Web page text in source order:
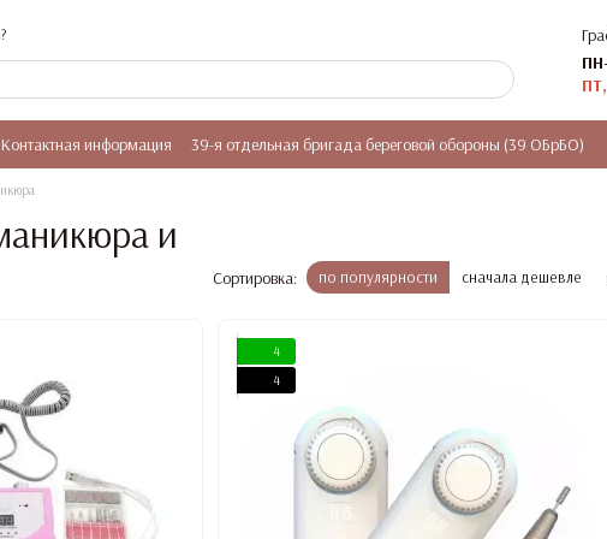
Контактная информация 39-я отдельная бригада береговой обороны (39 ОБрБО)
и
Сортировка: по популярности сначала дешевле
4
4